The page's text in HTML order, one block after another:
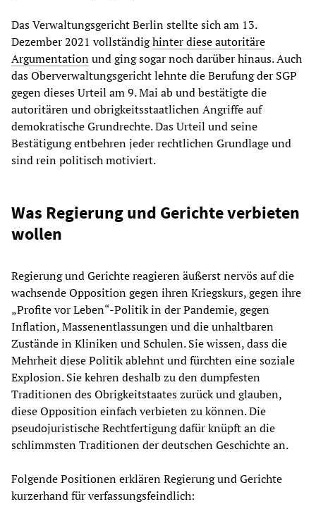
Das Verwaltungsgericht Berlin stellte sich am 13.
Dezember 2021 vollständighinter dieseautoritäre
Argumentationund ging sogar noch darüber hinaus. Auch
das Oberverwaltungsgericht lehnte die Berufung der SGP
gegen dieses Urteil am 9. Mai ab und bestätigte die
autoritären und obrigkeitsstaatlichen Angriffe auf
demokratische Grundrechte. Das Urteil und seine
Bestätigung entbehren jeder rechtlichen Grundlage und
sind rein politisch motiviert.
Was Regierung und Gerichte verbieten
wollen
Regierung und Gerichte reagieren äußerst nervös auf die
wachsende Opposition gegen ihren Kriegskurs, gegen ihre
„Profite vor Leben“-Politik in der Pandemie, gegen
Inflation, Massenentlassungen und die unhaltbaren
Zustände in Kliniken und Schulen. Sie wissen, dass die
Mehrheit diese Politik ablehnt und fürchten eine soziale
Explosion. Sie kehren deshalb zu den dumpfesten
Traditionen des Obrigkeitstaates zurück und glauben,
diese Opposition einfach verbieten zu können. Die
pseudojuristische Rechtfertigung dafür knüpft an die
schlimmsten Traditionen der deutschen Geschichte an.
Folgende Positionen erklären Regierung und Gerichte
kurzerhand für verfassungsfeindlich: